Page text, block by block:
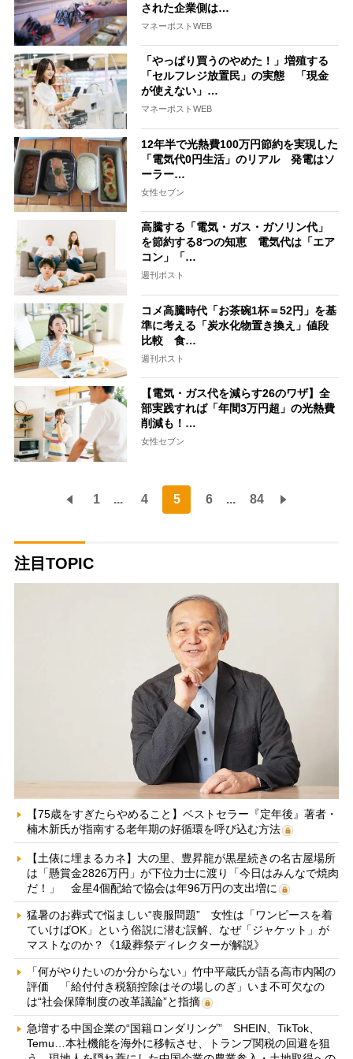
された企業側は…
マネーポストWEB
「やっぱり買うのやめた！」増殖する
「セルフレジ放置民」の実態 「現金
が使えない」…
マネーポストWEB
12年半で光熱費100万円節約を実現した
「電気代0円生活」のリアル 発電はソ
ーラー…
女性セブン
高騰する「電気・ガス・ガソリン代」
を節約する8つの知恵 電気代は「エア
コン」「…
週刊ポスト
コメ高騰時代「お茶碗1杯＝52円」を基
準に考える「炭水化物置き換え」値段
比較 食…
週刊ポスト
【電気・ガス代を減らす26のワザ】全
部実践すれば「年間3万円超」の光熱費
削減も！…
女性セブン
1 ... 4 5 6 ... 84
注目TOPIC
【75歳をすぎたらやめること】ベストセラー『定年後』著者・
楠木新氏が指南する老年期の好循環を呼び込む方法
【土俵に埋まるカネ】大の里、豊昇龍が黒星続きの名古屋場所
は「懸賞金2826万円」が下位力士に渡り「今日はみんなで焼肉
だ！」 金星4個配給で協会は年96万円の支出増に
猛暑のお葬式で悩ましい“喪服問題” 女性は「ワンピースを着
ていけばOK」という俗説に潜む誤解、なぜ「ジャケット」が
マストなのか？《1級葬祭ディレクターが解説》
「何がやりたいのか分からない」竹中平蔵氏が語る高市内閣の
評価 「給付付き税額控除はその場しのぎ」いま不可欠なの
は“社会保障制度の改革議論”と指摘
急増する中国企業の“国籍ロンダリング” SHEIN、TikTok、
Temu…本社機能を海外に移転させ、トランプ関税の回避を狙